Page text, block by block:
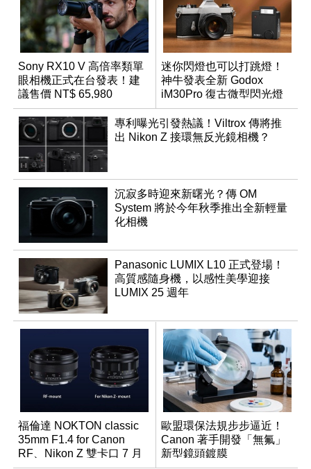
Sony RX10 V 高倍率類單
眼相機正式在台發表！建
議售價 NT$ 65,980
迷你閃燈也可以打跳燈！
神牛發表全新 Godox
iM30Pro 復古微型閃光燈
專利曝光引發熱議！Viltrox 傳將推
出 Nikon Z 接環無反光鏡相機？
沉寂多時迎來新曙光？傳 OM
System 將於今年秋季推出全新輕量
化相機
Panasonic LUMIX L10 正式登場！
高質感隨身機，以感性美學迎接
LUMIX 25 週年
福倫達 NOKTON classic
35mm F1.4 for Canon
RF、Nikon Z 雙卡口 7 月
歐盟環保法規步步逼近！
Canon 著手開發「無氟」
新型鏡頭鍍膜